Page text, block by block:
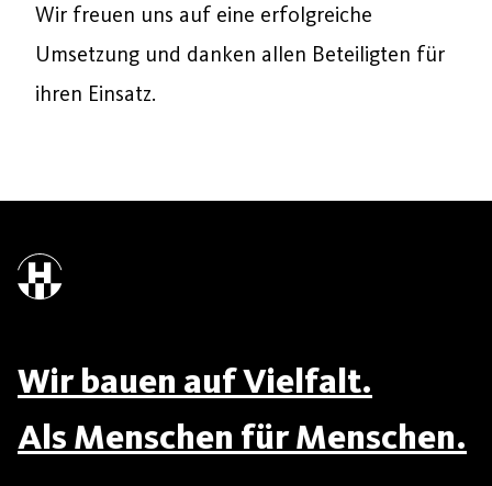
Wir freuen uns auf eine erfolgreiche
Umsetzung und danken allen Beteiligten für
ihren Einsatz.
Wir bauen auf Vielfalt.
Als Menschen für Menschen.